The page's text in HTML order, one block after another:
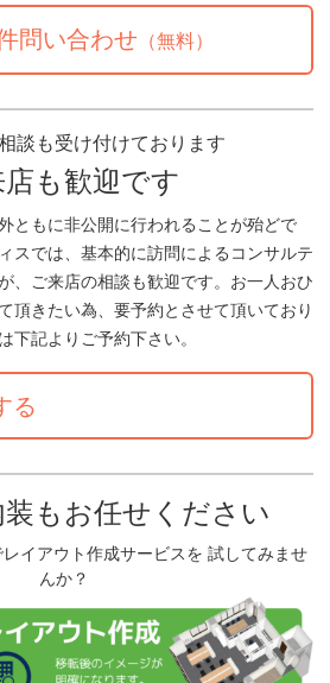
問い合わせ （無料）
談も受け付けております
店も歓迎です
ともに非公開に行われることが殆どで
スでは、基本的に訪問によるコンサルテ
、ご来店の相談も歓迎です。お一人おひ
頂きたい為、要予約とさせて頂いており
下記よりご予約下さい。
る
もお任せください
イアウト作成サービスを 試してみませ
んか？